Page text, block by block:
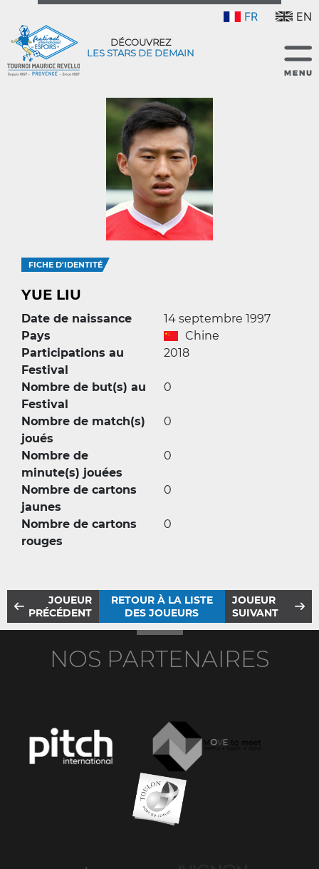
FR EN
DÉCOUVREZ
LES STARS DE DEMAIN
FICHE D'IDENTITÉ
YUE LIU
Date de naissance
14 septembre 1997
Pays
Chine
Participations au
Festival
2018
Nombre de but(s) au
Festival
0
Nombre de match(s)
joués
0
Nombre de
minute(s) jouées
0
Nombre de cartons
jaunes
0
Nombre de cartons
rouges
0
JOUEUR
PRÉCÉDENT
RETOUR À LA LISTE
DES JOUEURS
JOUEUR
SUIVANT
NOS PARTENAIRES